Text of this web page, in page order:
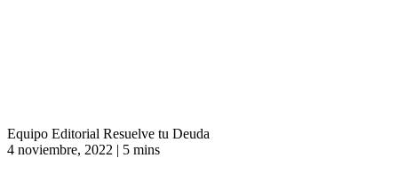
Equipo Editorial Resuelve tu Deuda
4 noviembre, 2022 | 5 mins